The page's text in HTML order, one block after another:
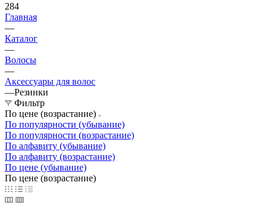
284
Главная
—
Каталог
—
Волосы
—
Аксессуары для волос
—Резинки
Фильтр
По цене (возрастание)
По популярности (убывание)
По популярности (возрастание)
По алфавиту (убывание)
По алфавиту (возрастание)
По цене (убывание)
По цене (возрастание)